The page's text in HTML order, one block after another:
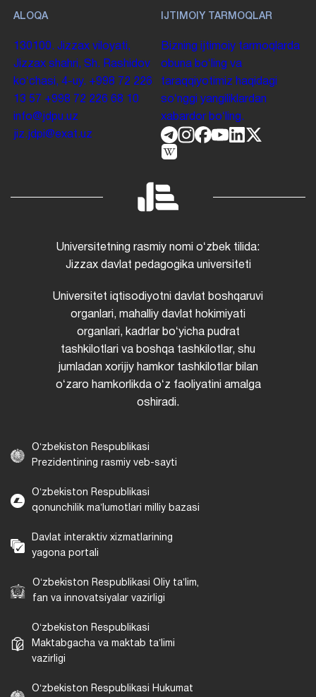
ALOQA
130100. Jizzax viloyati,
Jizzax shahri, Sh. Rashidov
koʻchasi, 4-uy. +998 72 226
13 57 +998 72 226 68 10
info@jdpu.uz
jiz.jdpi@exat.uz
IJTIMOIY TARMOQLAR
Bizning ijtimoiy tarmoqlarda
obuna boʻling va
taraqqiyotimiz haqidagi
soʻnggi yangiliklardan
xabardor boʻling.
Universitetning rasmiy nomi oʻzbek tilida:
Jizzax davlat pedagogika universiteti
Universitet iqtisodiyotni davlat boshqaruvi
organlari, mahalliy davlat hokimiyati
organlari, kadrlar boʻyicha pudrat
tashkilotlari va boshqa tashkilotlar, shu
jumladan xorijiy hamkor tashkilotlar bilan
oʻzaro hamkorlikda oʻz faoliyatini amalga
oshiradi.
Oʻzbekiston Respublikasi
Prezidentining rasmiy veb-sayti
Oʻzbekiston Respublikasi
qonunchilik maʼlumotlari milliy bazasi
Davlat interaktiv xizmatlarining
yagona portali
Oʻzbekiston Respublikasi Oliy taʼlim,
fan va innovatsiyalar vazirligi
Oʻzbekiston Respublikasi
Maktabgacha va maktab taʼlimi
vazirligi
Oʻzbekiston Respublikasi Hukumat